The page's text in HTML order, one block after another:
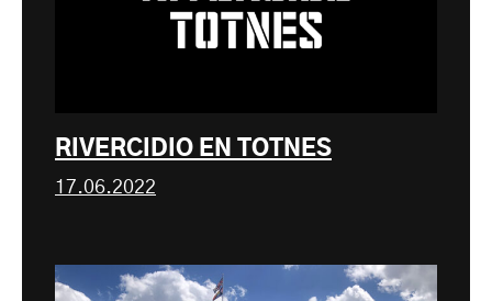
RIVERCIDIO EN TOTNES
17.06.2022